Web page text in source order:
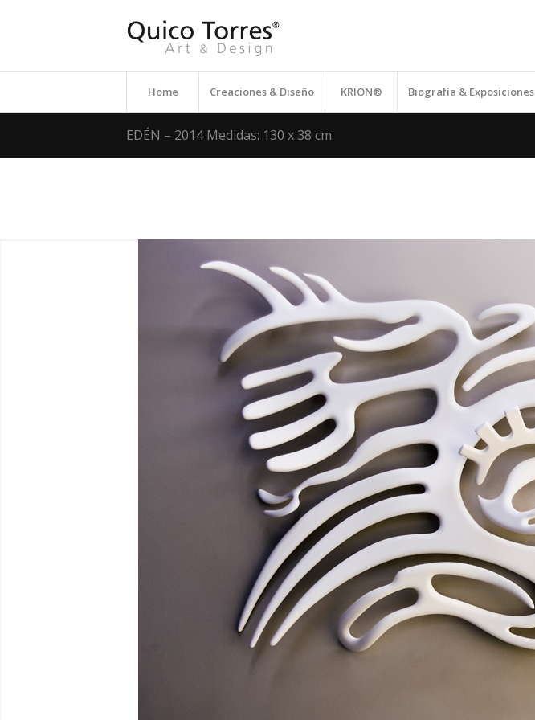
Home Creaciones & Diseño KRION® Biografía & Exposiciones
EDÉN – 2014 Medidas: 130 x 38 cm.